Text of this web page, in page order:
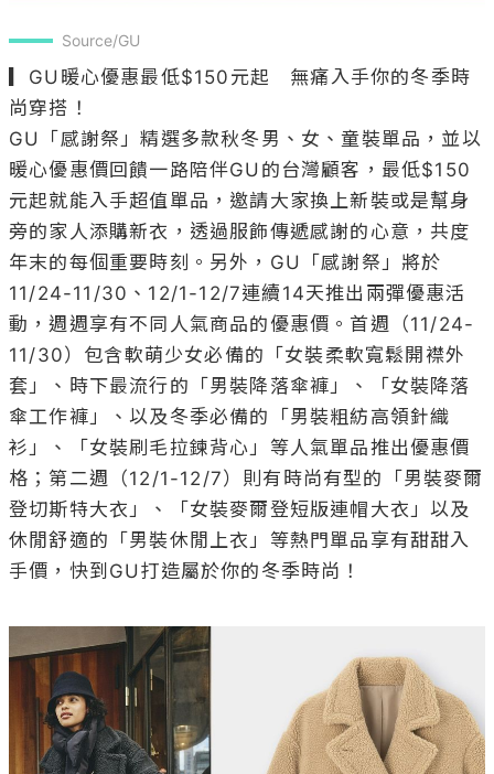
Source/GU
▎GU暖心優惠最低$150元起　無痛入手你的冬季時
尚穿搭！
GU「感謝祭」精選多款秋冬男、女、童裝單品，並以
暖心優惠價回饋一路陪伴GU的台灣顧客，最低$150
元起就能入手超值單品，邀請大家換上新裝或是幫身
旁的家人添購新衣，透過服飾傳遞感謝的心意，共度
年末的每個重要時刻。另外，GU「感謝祭」將於
11/24-11/30、12/1-12/7連續14天推出兩彈優惠活
動，週週享有不同人氣商品的優惠價。首週（11/24-
11/30）包含軟萌少女必備的「女裝柔軟寬鬆開襟外
套」、時下最流行的「男裝降落傘褲」、「女裝降落
傘工作褲」、以及冬季必備的「男裝粗紡高領針織
衫」、「女裝刷毛拉鍊背心」等人氣單品推出優惠價
格；第二週（12/1-12/7）則有時尚有型的「男裝麥爾
登切斯特大衣」、「女裝麥爾登短版連帽大衣」以及
休閒舒適的「男裝休閒上衣」等熱門單品享有甜甜入
手價，快到GU打造屬於你的冬季時尚！